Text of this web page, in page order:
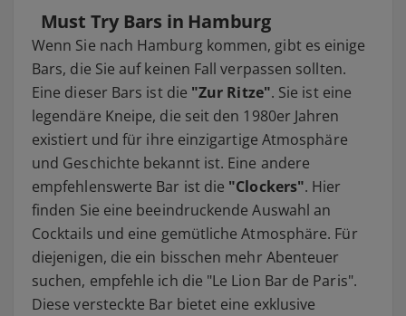
Must Try Bars in Hamburg
Wenn Sie nach Hamburg kommen, gibt es einige
Bars, die Sie auf keinen Fall verpassen sollten.
Eine dieser Bars ist die "Zur Ritze". Sie ist eine
legendäre Kneipe, die seit den 1980er Jahren
existiert und für ihre einzigartige Atmosphäre
und Geschichte bekannt ist. Eine andere
empfehlenswerte Bar ist die "Clockers". Hier
finden Sie eine beeindruckende Auswahl an
Cocktails und eine gemütliche Atmosphäre. Für
diejenigen, die ein bisschen mehr Abenteuer
suchen, empfehle ich die "Le Lion Bar de Paris".
Diese versteckte Bar bietet eine exklusive